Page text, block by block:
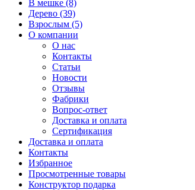
В мешке (8)
Дерево (39)
Взрослым (5)
О компании
О нас
Контакты
Статьи
Новости
Отзывы
Фабрики
Вопрос-ответ
Доставка и оплата
Сертификация
Доставка и оплата
Контакты
Избранное
Просмотренные товары
Конструктор подарка